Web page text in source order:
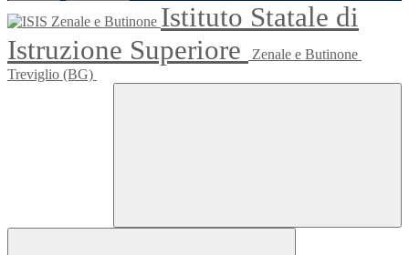
Istituto Statale di
Istruzione Superiore
Zenale e Butinone
Treviglio (BG)